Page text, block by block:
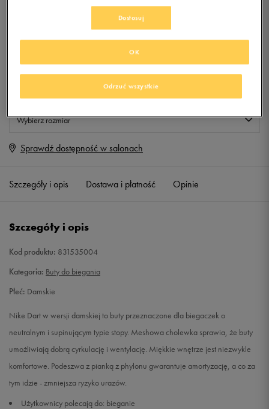
KLUBIE 50 STYLE
Produkt niedostępny
Jeśli artykuł będzie ponownie dostępny, otrzymasz od nas powiadomienie.
Wybierz rozmiar
Rozmiary EU
38 24 cm
39 25 cm Powiadom o dostępności
40 25,5 cm
Sprawdź dostępność w salonach
Szczegóły i opis Dostawa i płatność Opinie
Szczegóły i opis
Kod produktu: 831535004
Kategoria: Buty do biegania
Płeć: Damskie
Nike Dart w wersji damskiej to buty przeznaczone dla biegaczek o
neutralnym i supinującym typie stopy. Meshowa cholewka sprawia, że buty
umożliwiają dobrą cyrkulację i wentylację. Miękkie wnętrze jest niezwykle
komfortowe. Podeszwa z pianką z phylonu gwarantuje amortyzację, a co za
tym idzie - zmniejsza ryzyko urazów.
Użytkownicy polecają do: bieganie
Dostosuj
Odrzuć wszystkie
OK